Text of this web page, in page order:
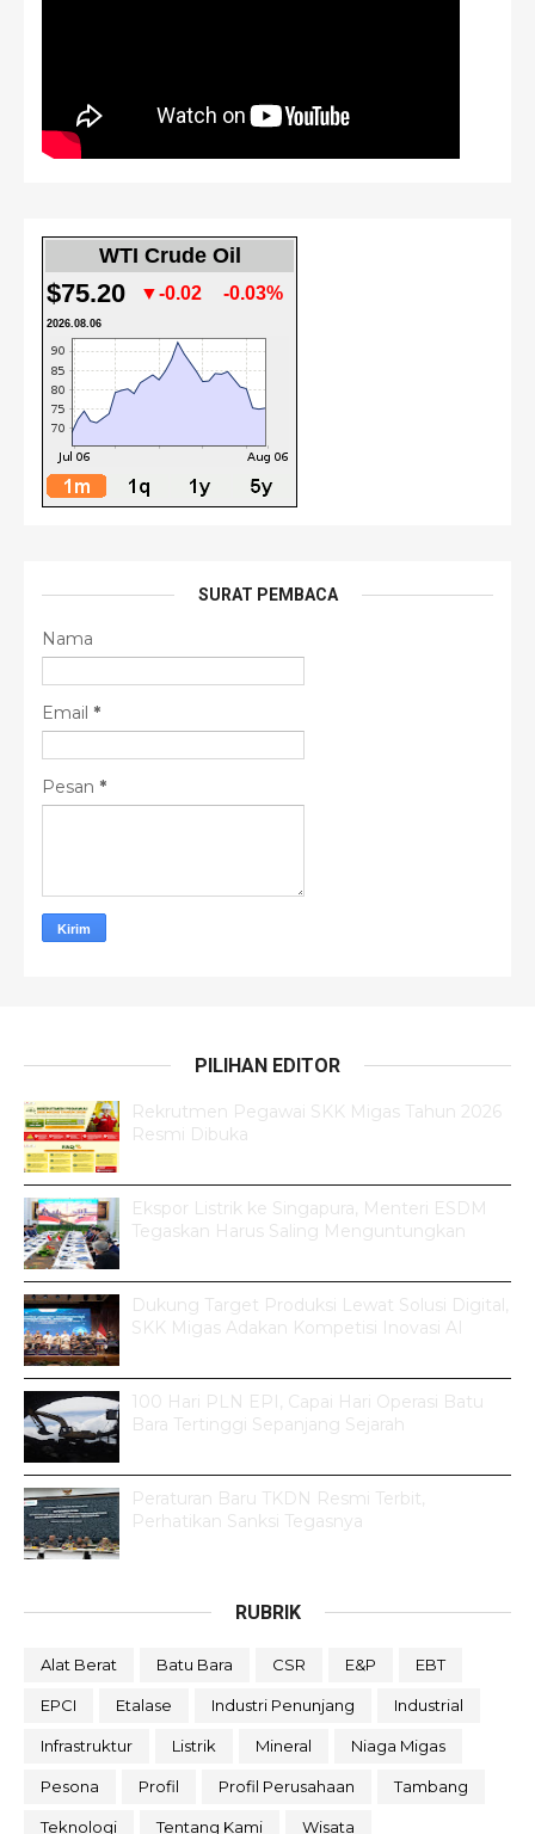
WTI Crude Oil
$75.20 ▼-0.02 -0.03%
2026.08.06
SURAT PEMBACA
Nama
Email *
Pesan *
PILIHAN EDITOR
Rekrutmen Pegawai SKK Migas Tahun 2026
Resmi Dibuka
Ekspor Listrik ke Singapura, Menteri ESDM
Tegaskan Harus Saling Menguntungkan
Dukung Target Produksi Lewat Solusi Digital,
SKK Migas Adakan Kompetisi Inovasi AI
100 Hari PLN EPI, Capai Hari Operasi Batu
Bara Tertinggi Sepanjang Sejarah
Peraturan Baru TKDN Resmi Terbit,
Perhatikan Sanksi Tegasnya
RUBRIK
Alat Berat Batu Bara CSR E&P EBT
EPCI Etalase Industri Penunjang Industrial
Infrastruktur Listrik Mineral Niaga Migas
Pesona Profil Profil Perusahaan Tambang
Teknologi Tentang Kami Wisata